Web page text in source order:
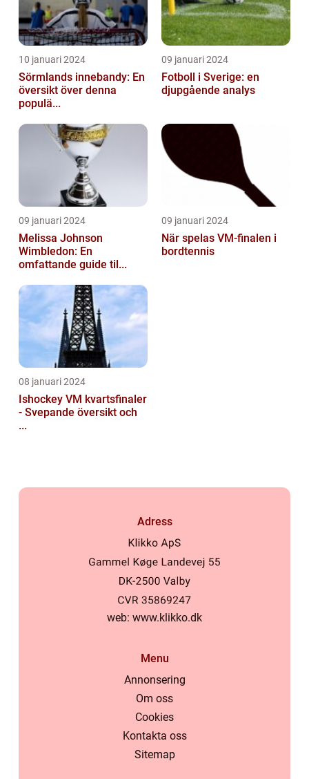
10 januari 2024
Sörmlands innebandy: En
översikt över denna
populä...
09 januari 2024
Fotboll i Sverige: en
djupgående analys
09 januari 2024
Melissa Johnson
Wimbledon: En
omfattande guide til...
09 januari 2024
När spelas VM-finalen i
bordtennis
08 januari 2024
Ishockey VM kvartsfinaler
- Svepande översikt och
...
Adress
web: www.klikko.dk
Menu
Annonsering
Om oss
Cookies
Kontakta oss
Sitemap